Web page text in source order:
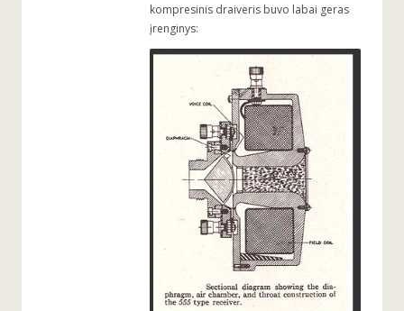
kompresinis draiveris buvo labai geras
įrenginys: